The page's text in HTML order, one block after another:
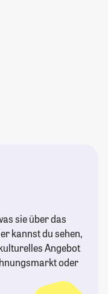
sie über das
kannst du sehen,
Angebot
oder